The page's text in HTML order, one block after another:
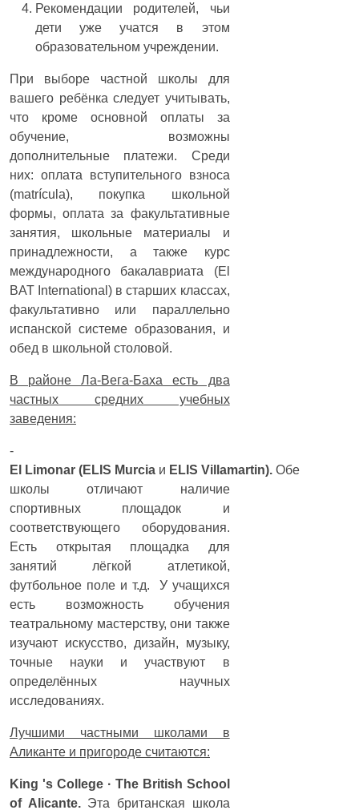
Рекомендации родителей, чьи
дети уже учатся в этом
образовательном учреждении.
При выборе частной школы для
вашего ребёнка следует учитывать,
что кроме основной оплаты за
обучение, возможны
дополнительные платежи. Среди
них: оплата вступительного взноса
(matrícula), покупка школьной
формы, оплата за факультативные
занятия, школьные материалы и
принадлежности, а также курс
международного бакалавриата (El
BAT International) в старших классах,
факультативно или параллельно
испанской системе образования, и
обед в школьной столовой.
В районе Ла-Вега-Баха есть два
частных средних учебных
заведения:
-
El
Limonar (ELIS Murcia и ELIS Villamartin). Обе
школы отличают наличие
спортивных площадок и
соответствующего оборудования.
Есть открытая площадка для
занятий лёгкой атлетикой,
футбольное поле и т.д. У учащихся
есть возможность обучения
театральному мастерству, они также
изучают искусство, дизайн, музыку,
точные науки и участвуют в
определённых научных
исследованиях.
Лучшими частными школами в
Аликанте и пригороде считаются:
King 's College · The British School
of Alicante. Эта британская школа